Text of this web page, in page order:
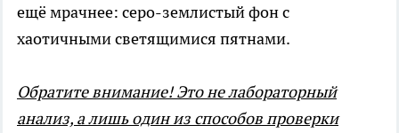
ещё мрачнее: серо-землистый фон с
хаотичными светящимися пятнами.
Обратите внимание! Это не лабораторный
анализ, а лишь один из способов проверки